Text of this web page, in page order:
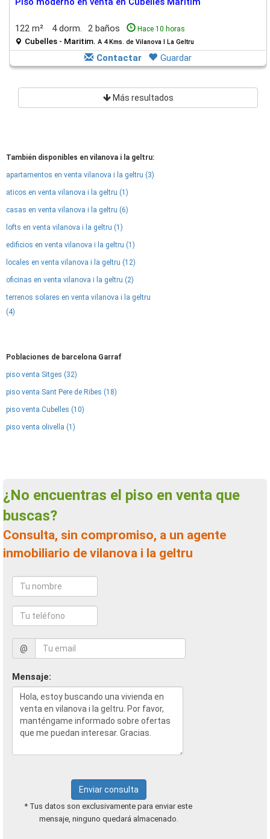
122 m² 4 dorm. 2 baños Hace 10 horas
Cubelles - Maritim. A 4 Kms. de Vilanova I La Geltru
Contactar Guardar
Más resultados
También disponibles en vilanova i la geltru:
apartamentos en venta vilanova i la geltru (3)
aticos en venta vilanova i la geltru (1)
casas en venta vilanova i la geltru (6)
lofts en venta vilanova i la geltru (1)
edificios en venta vilanova i la geltru (1)
locales en venta vilanova i la geltru (12)
oficinas en venta vilanova i la geltru (2)
terrenos solares en venta vilanova i la geltru
(4)
Poblaciones de barcelona Garraf
piso venta Sitges (32)
piso venta Sant Pere de Ribes (18)
piso venta Cubelles (10)
piso venta olivella (1)
¿No encuentras el piso en venta que
buscas?
Consulta, sin compromiso, a un agente
inmobiliario de vilanova i la geltru
@
Mensaje:
Enviar consulta
* Tus datos son exclusivamente para enviar este
mensaje, ninguno quedará almacenado.